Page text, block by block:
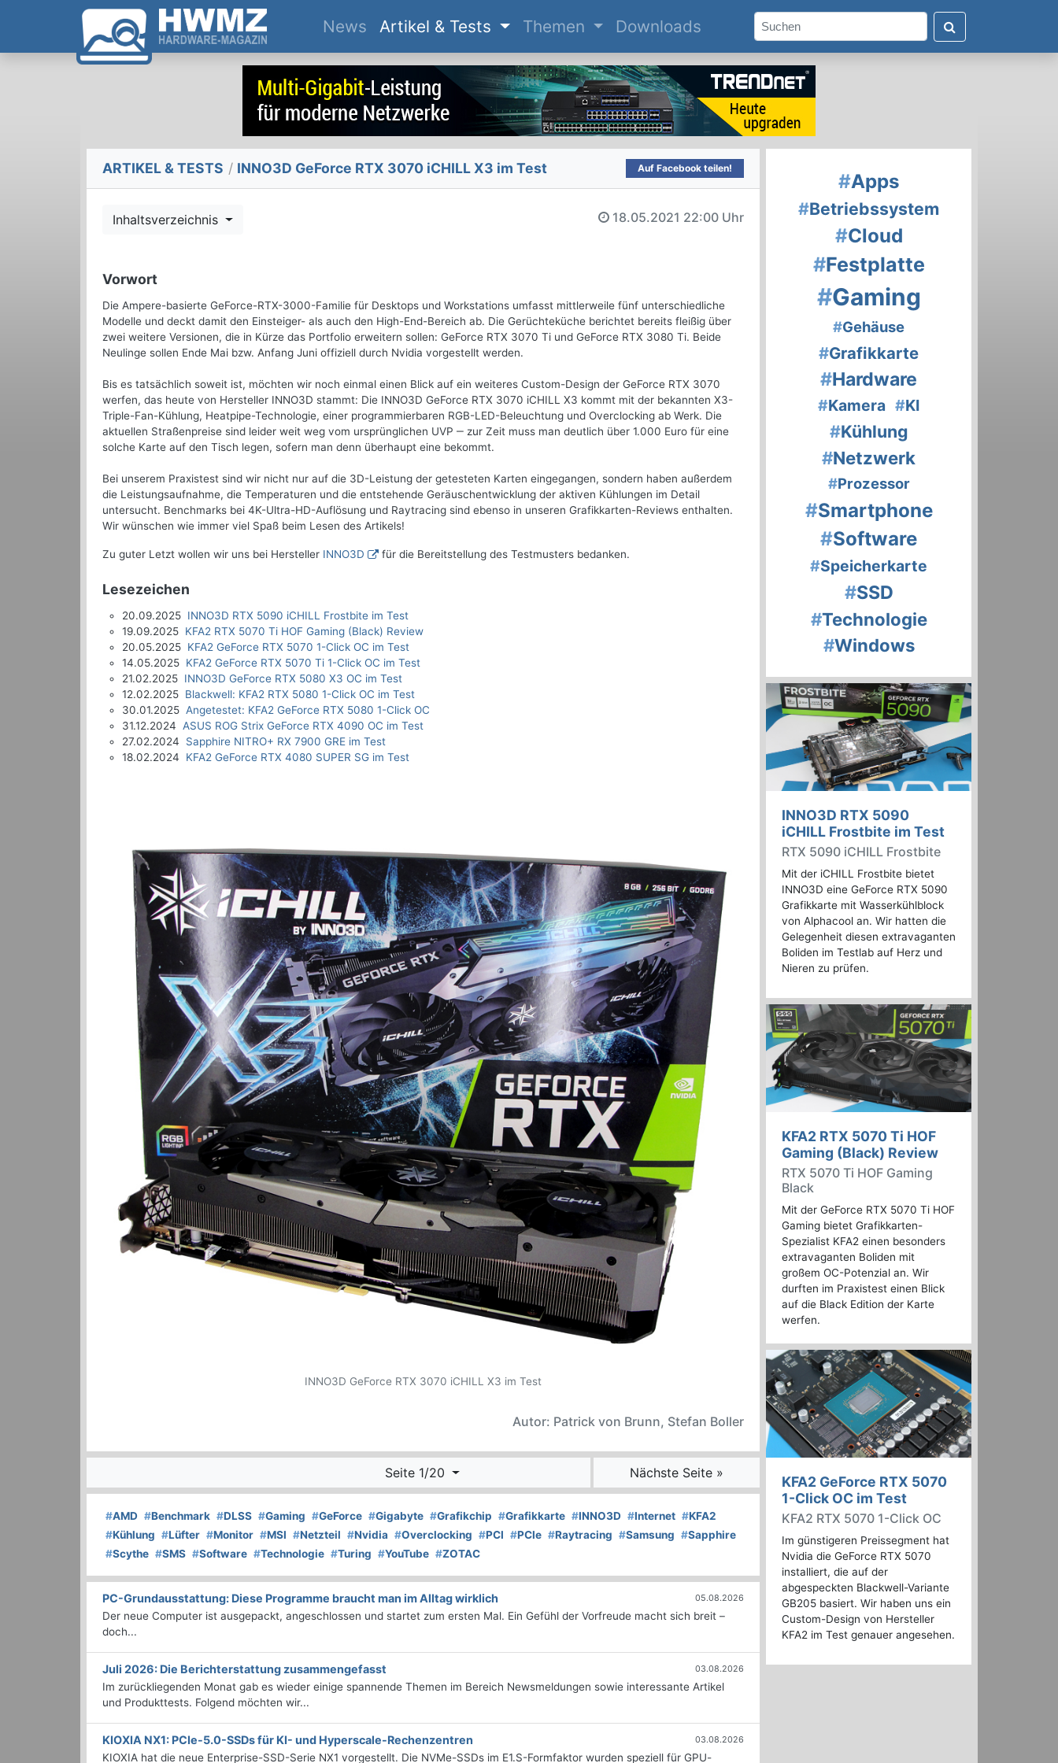
News(current)
Artikel & Tests Themen Downloads
ARTIKEL & TESTS / INNO3D GeForce RTX 3070 iCHILL X3 im Test Auf Facebook teilen!
Inhaltsverzeichnis 18.05.2021 22:00 Uhr
Vorwort
Die Ampere-basierte GeForce-RTX-3000-Familie für Desktops und Workstations umfasst mittlerweile fünf unterschiedliche
Modelle und deckt damit den Einsteiger- als auch den High-End-Bereich ab. Die Gerüchteküche berichtet bereits fleißig über
zwei weitere Versionen, die in Kürze das Portfolio erweitern sollen: GeForce RTX 3070 Ti und GeForce RTX 3080 Ti. Beide
Neulinge sollen Ende Mai bzw. Anfang Juni offiziell durch Nvidia vorgestellt werden.
Bis es tatsächlich soweit ist, möchten wir noch einmal einen Blick auf ein weiteres Custom-Design der GeForce RTX 3070
werfen, das heute von Hersteller INNO3D stammt: Die INNO3D GeForce RTX 3070 iCHILL X3 kommt mit der bekannten X3-
Triple-Fan-Kühlung, Heatpipe-Technologie, einer programmierbaren RGB-LED-Beleuchtung und Overclocking ab Werk. Die
aktuellen Straßenpreise sind leider weit weg vom ursprünglichen UVP ‒ zur Zeit muss man deutlich über 1.000 Euro für eine
solche Karte auf den Tisch legen, sofern man denn überhaupt eine bekommt.
Bei unserem Praxistest sind wir nicht nur auf die 3D-Leistung der getesteten Karten eingegangen, sondern haben außerdem
die Leistungsaufnahme, die Temperaturen und die entstehende Geräuschentwicklung der aktiven Kühlungen im Detail
untersucht. Benchmarks bei 4K-Ultra-HD-Auflösung und Raytracing sind ebenso in unseren Grafikkarten-Reviews enthalten.
Wir wünschen wie immer viel Spaß beim Lesen des Artikels!
Zu guter Letzt wollen wir uns bei Hersteller INNO3D für die Bereitstellung des Testmusters bedanken.
Lesezeichen
20.09.2025 INNO3D RTX 5090 iCHILL Frostbite im Test
19.09.2025 KFA2 RTX 5070 Ti HOF Gaming (Black) Review
20.05.2025 KFA2 GeForce RTX 5070 1-Click OC im Test
14.05.2025 KFA2 GeForce RTX 5070 Ti 1-Click OC im Test
21.02.2025 INNO3D GeForce RTX 5080 X3 OC im Test
12.02.2025 Blackwell: KFA2 RTX 5080 1-Click OC im Test
30.01.2025 Angetestet: KFA2 GeForce RTX 5080 1-Click OC
31.12.2024 ASUS ROG Strix GeForce RTX 4090 OC im Test
27.02.2024 Sapphire NITRO+ RX 7900 GRE im Test
18.02.2024 KFA2 GeForce RTX 4080 SUPER SG im Test
INNO3D GeForce RTX 3070 iCHILL X3 im Test
Autor: Patrick von Brunn, Stefan Boller
Seite 1/20 Nächste Seite »
#AMD #Benchmark #DLSS #Gaming #GeForce #Gigabyte #Grafikchip #Grafikkarte #INNO3D #Internet #KFA2
#Kühlung #Lüfter #Monitor #MSI #Netzteil #Nvidia #Overclocking #PCI #PCIe #Raytracing #Samsung #Sapphire
#Scythe #SMS #Software #Technologie #Turing #YouTube #ZOTAC
PC-Grundausstattung: Diese Programme braucht man im Alltag wirklich 05.08.2026
Der neue Computer ist ausgepackt, angeschlossen und startet zum ersten Mal. Ein Gefühl der Vorfreude macht sich breit –
doch...
Juli 2026: Die Bericht­erstattung zusammengefasst 03.08.2026
Im zurückliegenden Monat gab es wieder einige spannende Themen im Bereich Newsmeldungen sowie interessante Artikel
und Produkttests. Folgend möchten wir...
KIOXIA NX1: PCIe-5.0-SSDs für KI- und Hyperscale-Rechenzentren 03.08.2026
KIOXIA hat die neue Enterprise-SSD-Serie NX1 vorgestellt. Die NVMe-SSDs im E1.S-Formfaktor wurden speziell für GPU-
#Apps
#Betriebssystem
#Cloud
#Festplatte
#Gaming
#Gehäuse
#Grafikkarte
#Hardware
#Kamera #KI
#Kühlung
#Netzwerk
#Prozessor
#Smartphone
#Software
#Speicherkarte
#SSD
#Technologie
#Windows
INNO3D RTX 5090
iCHILL Frostbite im Test
RTX 5090 iCHILL Frostbite
Mit der iCHILL Frostbite bietet
INNO3D eine GeForce RTX 5090
Grafikkarte mit Wasserkühlblock
von Alphacool an. Wir hatten die
Gelegenheit diesen extravaganten
Boliden im Testlab auf Herz und
Nieren zu prüfen.
KFA2 RTX 5070 Ti HOF
Gaming (Black) Review
RTX 5070 Ti HOF Gaming
Black
Mit der GeForce RTX 5070 Ti HOF
Gaming bietet Grafikkarten-
Spezialist KFA2 einen besonders
extravaganten Boliden mit
großem OC-Potenzial an. Wir
durften im Praxistest einen Blick
auf die Black Edition der Karte
werfen.
KFA2 GeForce RTX 5070
1-Click OC im Test
KFA2 RTX 5070 1-Click OC
Im günstigeren Preissegment hat
Nvidia die GeForce RTX 5070
installiert, die auf der
abgespeckten Blackwell-Variante
GB205 basiert. Wir haben uns ein
Custom-Design von Hersteller
KFA2 im Test genauer angesehen.